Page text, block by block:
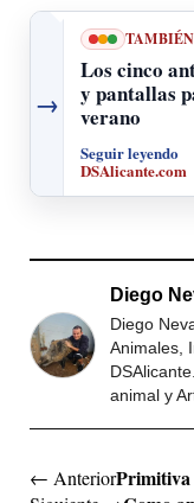
→
Los cinco
y pantallas
verano
Seguir leyendo
DSAlicante.com
Diego
Diego
Animales,
animal y
← AnteriorPrimitiva